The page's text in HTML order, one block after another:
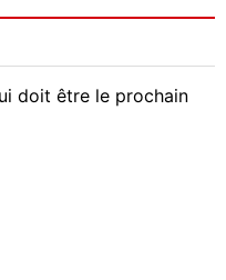
doit être le prochain